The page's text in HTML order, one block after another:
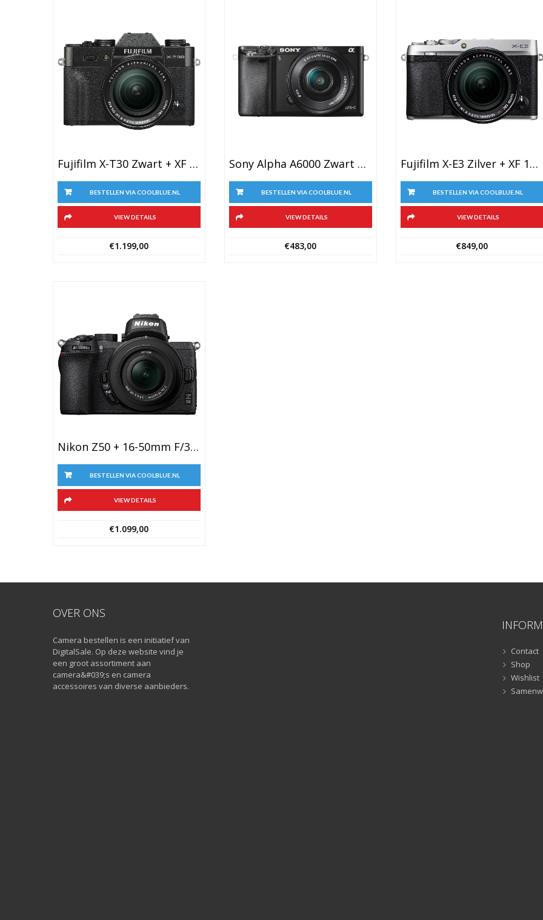
Fujifilm X-T30 Zwart + XF 18-55mm F/2.8-4.0 R LM OIS
BESTELLEN VIA COOLBLUE.NL
VIEW DETAILS
€1.199,00
Sony Alpha A6000 Zwart + PZ 16-50mm OSS
BESTELLEN VIA COOLBLUE.NL
VIEW DETAILS
€483,00
Fujifilm X-E3 Zilver + XF 18-55mm F/2.8-4.0 R LM OIS
BESTELLEN VIA COOLBLUE.NL
VIEW DETAILS
€849,00
Nikon Z50 + 16-50mm F/3.5-6.3 VR + FTZ Adapter Kit
BESTELLEN VIA COOLBLUE.NL
VIEW DETAILS
€1.099,00
OVER ONS
Camera bestellen is een initiatief van
DigitalSale. Op deze website vind je
een groot assortiment aan
camera&#039;s en camera
accessoires van diverse aanbieders.
Contact
Shop
Wishlist